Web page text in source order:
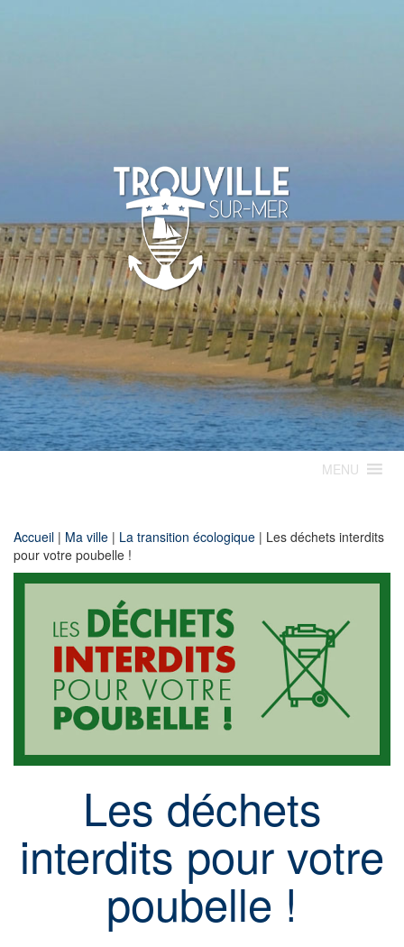
TROUVILLE-
SUR-MER
MENU
Accueil | Ma ville | La transition écologique | Les déchets interdits
pour votre poubelle !
Les déchets
interdits pour votre
poubelle !